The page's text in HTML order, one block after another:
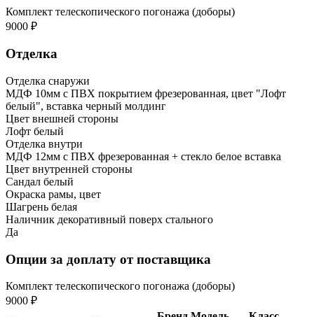
Комплект телескопического погонажа (доборы)
9000 ₽
Отделка
Отделка снаружи
МДФ 10мм с ПВХ покрытием фрезерованная, цвет "Лофт
белый", вставка черный молдинг
Цвет внешней стороны
Лофт белый
Отделка внутри
МДФ 12мм с ПВХ фрезерованная + стекло белое вставка
Цвет внутренней стороны
Сандал белый
Окраска рамы, цвет
Шагрень белая
Наличник декоративный поверх стального
Да
Опции за доплату от поставщика
Комплект телескопического погонажа (доборы)
9000 ₽